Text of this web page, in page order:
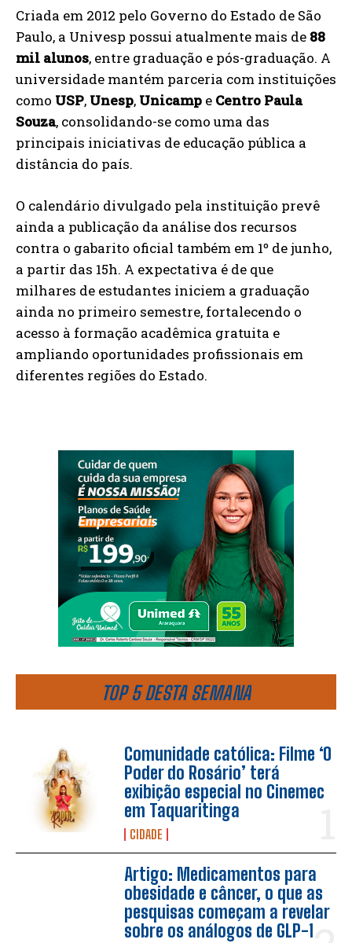
TOP 5 DESTA SEMANA
Comunidade católica: Filme ‘O
Poder do Rosário’ terá
exibição especial no Cinemec
em Taquaritinga
CIDADE
Artigo: Medicamentos para
obesidade e câncer, o que as
pesquisas começam a revelar
sobre os análogos de GLP-1
Criada em 2012 pelo Governo do Estado de São
Paulo, a Univesp possui atualmente mais de 88
mil alunos, entre graduação e pós-graduação. A
universidade mantém parceria com instituições
como USP, Unesp, Unicamp e Centro Paula
Souza, consolidando-se como uma das
principais iniciativas de educação pública a
distância do país.
O calendário divulgado pela instituição prevê
ainda a publicação da análise dos recursos
contra o gabarito oficial também em 1º de junho,
a partir das 15h. A expectativa é de que
milhares de estudantes iniciem a graduação
ainda no primeiro semestre, fortalecendo o
acesso à formação acadêmica gratuita e
ampliando oportunidades profissionais em
diferentes regiões do Estado.